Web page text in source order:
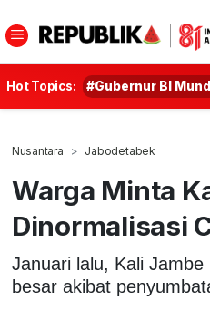
Hot Topics: #Gubernur BI
Nusantara Jabodetabek
Warga Minta
Dinormalisasi
Januari lalu, Kali
besar akibat